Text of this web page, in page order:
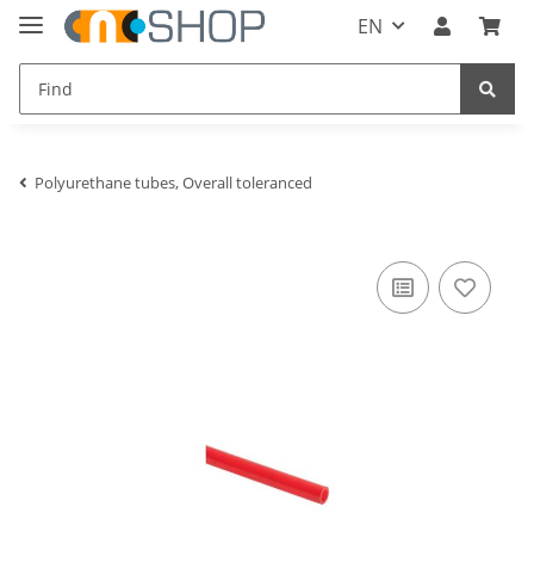
EN
Polyurethane tubes, Overall toleranced